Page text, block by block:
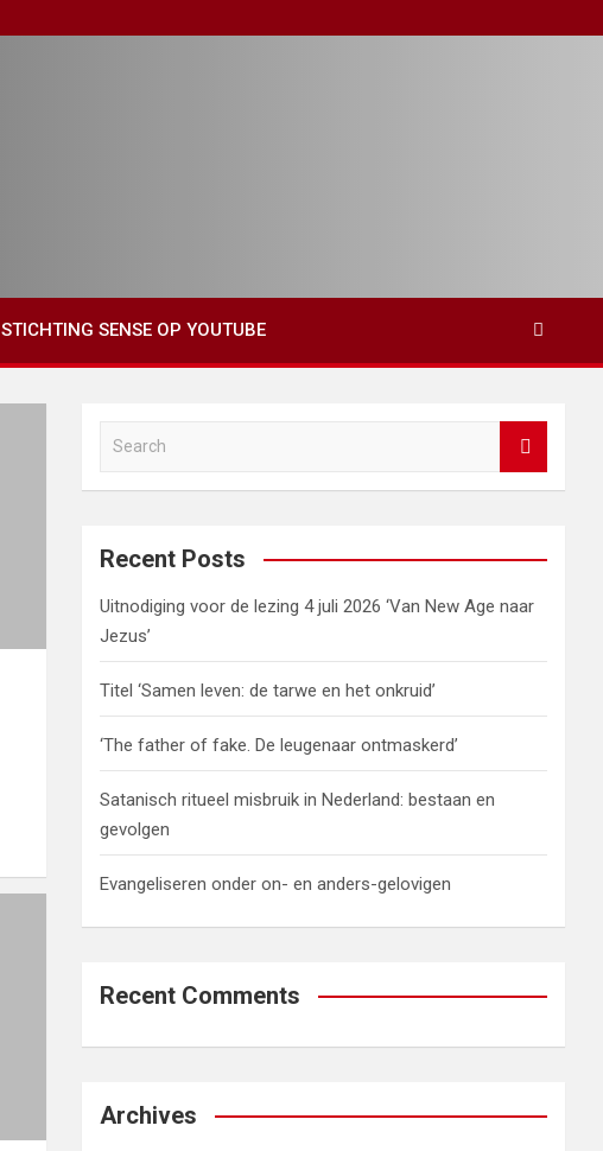
STICHTING SENSE OP YOUTUBE
a
c
Recent Posts
Uitnodiging voor de lezing 4 juli 2026 ‘Van New Age naar
Jezus’
Titel ‘Samen leven: de tarwe en het onkruid’
‘The father of fake. De leugenaar ontmaskerd’
Satanisch ritueel misbruik in Nederland: bestaan en
gevolgen
Evangeliseren onder on- en anders-gelovigen
Recent Comments
Archives